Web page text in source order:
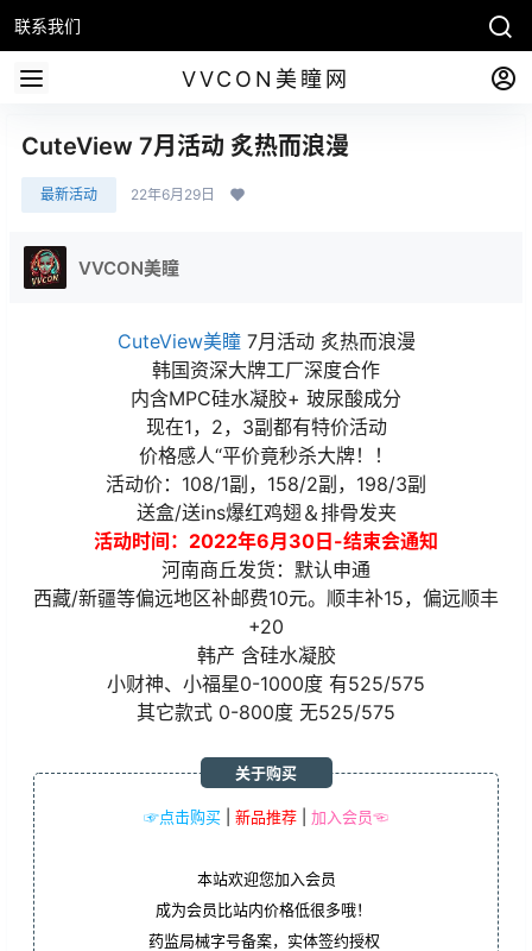
联系我们
VVCON美瞳网
CuteView 7月活动 炙热而浪漫
最新活动 22年6月29日
VVCON美瞳
CuteView美瞳7月活动 炙热而浪漫
韩国资深大牌工厂深度合作
内含MPC硅水凝胶+ 玻尿酸成分
现在1，2，3副都有特价活动
价格感人“平价竟秒杀大牌！！
活动价：108/1副，158/2副，198/3副
送盒/送ins爆红鸡翅＆排骨发夹
活动时间：2022年6月30日-结束会通知
河南商丘发货：默认申通
西藏/新疆等偏远地区补邮费10元。顺丰补15，偏远顺丰
+20
韩产 含硅水凝胶
小财神、小福星0-1000度 有525/575
其它款式 0-800度 无525/575
☞点击购买 新品推荐 加入会员☜
关于购买
本站欢迎您加入会员
成为会员比站内价格低很多哦！
药监局械字号备案，实体签约授权